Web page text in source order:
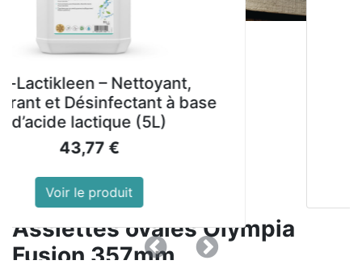
Assiettes ovales Olympia
Fusion 357mm
– Nettoyant,
à base
(5L)
produit
PrécedentSuivant